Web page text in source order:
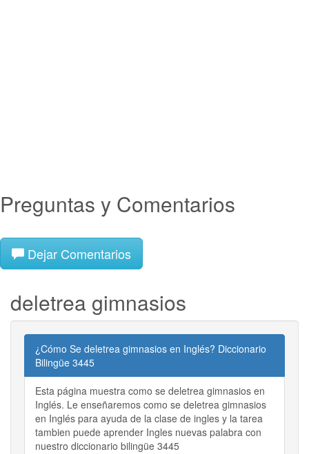
Preguntas y Comentarios
Dejar Comentarios
deletrea gimnasios
¿Cómo Se deletrea gimnasios en Inglés? Diccionario
Bilingüe 3445
Esta página muestra como se deletrea gimnasios en
Inglés. Le enseñaremos como se deletrea gimnasios
en Inglés para ayuda de la clase de ingles y la tarea
tambien puede aprender Ingles nuevas palabra con
nuestro diccionario bilingüe 3445